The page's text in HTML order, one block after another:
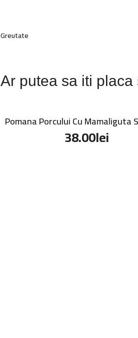
Greutate
Ar putea sa iti placa
Pomana Porcului Cu Mamaliguta
38.00lei